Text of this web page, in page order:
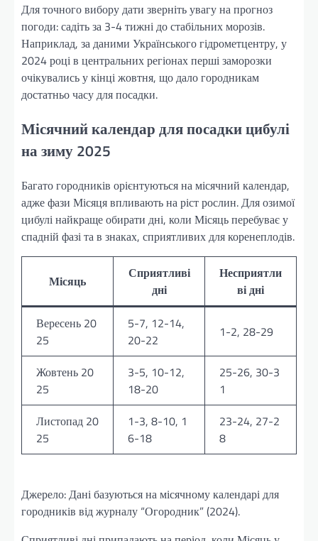
Для точного вибору дати зверніть увагу на прогноз
погоди: садіть за 3-4 тижні до стабільних морозів.
Наприклад, за даними Українського гідрометцентру, у
2024 році в центральних регіонах перші заморозки
очікувались у кінці жовтня, що дало городникам
достатньо часу для посадки.
Місячний календар для посадки цибулі
на зиму 2025
Багато городників орієнтуються на місячний календар,
адже фази Місяця впливають на ріст рослин. Для озимої
цибулі найкраще обирати дні, коли Місяць перебуває у
спадній фазі та в знаках, сприятливих для коренеплодів.
Місяць
Сприятливі
дні
Несприятли
ві дні
Вересень 20
25
5-7, 12-14,
20-22
1-2, 28-29
Жовтень 20
25
3-5, 10-12,
18-20
25-26, 30-3
1
Листопад 20
25
1-3, 8-10, 1
6-18
23-24, 27-2
8
Джерело: Дані базуються на місячному календарі для
городників від журналу “Огородник” (2024).